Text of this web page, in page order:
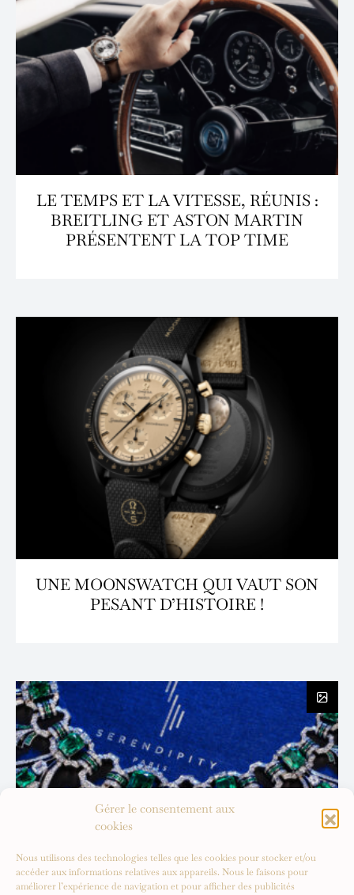
Gérer le consentement aux
cookies
Nous utilisons des technologies telles que les cookies pour stocker et/ou
accéder aux informations relatives aux appareils. Nous le faisons pour
améliorer l’expérience de navigation et pour afficher des publicités
LE TEMPS ET LA VITESSE, RÉUNIS :
BREITLING ET ASTON MARTIN
PRÉSENTENT LA TOP TIME
UNE MOONSWATCH QUI VAUT SON
PESANT D’HISTOIRE !